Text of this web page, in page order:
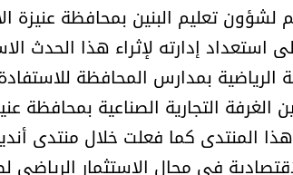
تعليم البنين بمحافظة عنيزة
استعداد إدارته لإثراء هذا الحدث
بمدارس المحافظة
التجارية الصناعية بمحافظة
المنتدى كما فعلت خلال منتدى
في مجال الاستثمار الرياضي